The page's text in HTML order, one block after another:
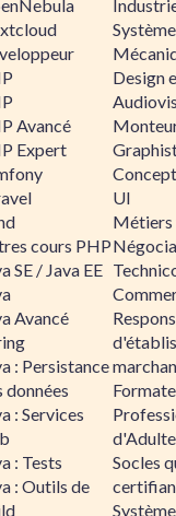
Avancé
Expert
cours PHP
SE / Java EE
Avancé
: Persistance
données
: Services
: Tests
: Outils de
Design
UI
Métiers
Socles